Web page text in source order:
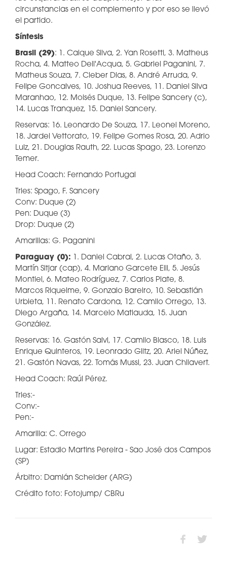
circunstancias en el complemento y por eso se llevó
el partido.
Síntesis
Brasil (29): 1. Caique Silva, 2. Yan Rosetti, 3. Matheus
Rocha, 4. Matteo Dell'Acqua, 5. Gabriel Paganini, 7.
Matheus Souza, 7. Cleber Dias, 8. André Arruda, 9.
Felipe Goncalves, 10. Joshua Reeves, 11. Daniel Silva
Maranhao, 12. Moisés Duque, 13. Felipe Sancery (c),
14. Lucas Tranquez, 15. Daniel Sancery.
Reservas: 16. Leonardo De Souza, 17. Leonel Moreno,
18. Jardel Vettorato, 19. Felipe Gomes Rosa, 20. Adrio
Luiz, 21. Douglas Rauth, 22. Lucas Spago, 23. Lorenzo
Temer.
Head Coach: Fernando Portugal
Tries: Spago, F. Sancery
Conv: Duque (2)
Pen: Duque (3)
Drop: Duque (2)
Amarillas: G. Paganini
Paraguay (0): 1. Daniel Cabral, 2. Lucas Otaño, 3.
Martín Sitjar (cap), 4. Mariano Garcete Elli, 5. Jesús
Montiel, 6. Mateo Rodríguez, 7. Carlos Plate, 8.
Marcos Riquelme, 9. Gonzalo Bareiro, 10. Sebastián
Urbieta, 11. Renato Cardona, 12. Camilo Orrego, 13.
Diego Argaña, 14. Marcelo Matiauda, 15. Juan
González.
Reservas: 16. Gastón Salvi, 17. Camilo Blasco, 18. Luis
Enrique Quinteros, 19. Leonrado Glitz, 20. Ariel Núñez,
21. Gastón Navas, 22. Tomás Mussi, 23. Juan Chilavert.
Head Coach: Raúl Pérez.
Tries:-
Conv:-
Pen:-
Amarilla: C. Orrego
Lugar: Estadio Martins Pereira - Sao José dos Campos
(SP)
Árbitro: Damián Scheider (ARG)
Crédito foto: Fotojump/ CBRu